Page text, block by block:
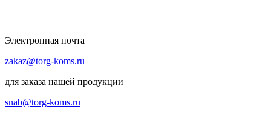
Электронная почта
zakaz@torg-koms.ru
для заказа нашей продукции
snab@torg-koms.ru